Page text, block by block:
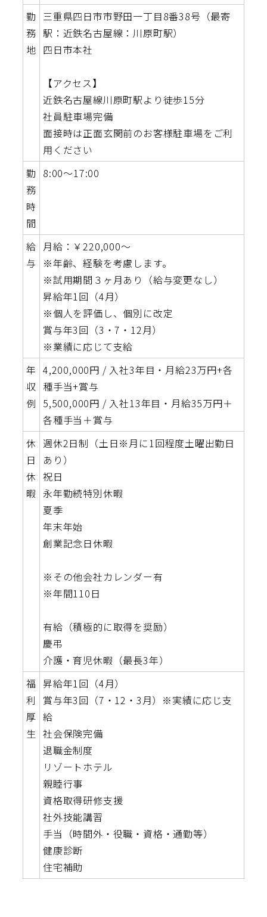
勤
務
地
三重県四日市市野田一丁目8番38号（最寄
駅：近鉄名古屋線：川原町駅）
四日市本社
【アクセス】
近鉄名古屋線川原町駅より徒歩15分
社員駐車場完備
面接時は正面玄関前のお客様駐車場をご利
用ください
勤
務
時
間
8:00～17:00
給
与
月給：￥220,000～
※年齢、経験を考慮します。
※試用期間３ヶ月あり（給与変更なし）
昇給年1回（4月）
※個人を評価し、個別に改定
賞与年3回（3・7・12月）
※業績に応じて支給
年
収
例
4,200,000円 / 入社3年目・月給23万円+各
種手当+賞与
5,500,000円 / 入社13年目・月給35万円＋
各種手当＋賞与
休
日
休
暇
週休2日制（土日※月に1回程度土曜出勤日
あり）
祝日
永年勤続特別休暇
夏季
年末年始
創業記念日休暇
※その他会社カレンダー有
※年間110日
有給（積極的に取得を奨励）
慶弔
介護・育児休暇（最長3年）
福
利
厚
生
昇給年1回（4月）
賞与年3回（7・12・3月）※実績に応じ支
給
社会保険完備
退職金制度
リゾートホテル
親睦行事
資格取得研修支援
社外技能講習
手当（時間外・役職・資格・通勤等）
健康診断
住宅補助